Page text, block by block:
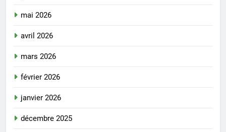
mai 2026
avril 2026
mars 2026
février 2026
janvier 2026
décembre 2025